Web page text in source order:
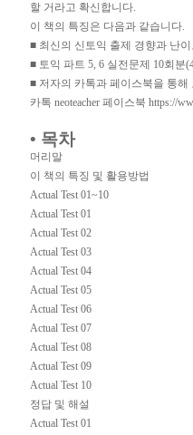
할 거라고 확신합니다.
이 책의 특징은 다음과 같습니다.
■ 최신의 신토익 출제 경향과 난
■ 토익 파트 5, 6 실전문제 10회분
■ 저자의 카톡과 페이스북을 통
카톡 neoteacher 페이스북 https://
• 목차
머리말
이 책의 특징 및 활용방법
Actual Test 01~10
Actual Test 01
Actual Test 02
Actual Test 03
Actual Test 04
Actual Test 05
Actual Test 06
Actual Test 07
Actual Test 08
Actual Test 09
Actual Test 10
정답 및 해설
Actual Test 01